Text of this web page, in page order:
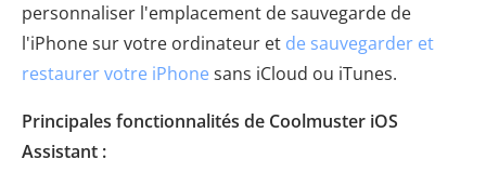
personnaliser l'emplacement de sauvegarde de
l'iPhone sur votre ordinateur et de sauvegarder et
restaurer votre iPhone sans iCloud ou iTunes.
Principales fonctionnalités de Coolmuster iOS
Assistant :